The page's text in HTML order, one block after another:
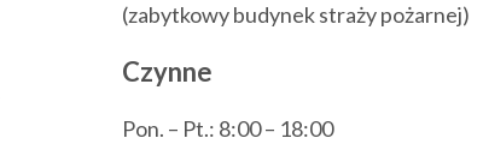
(zabytkowy budynek straży pożarnej)
Czynne
Pon. – Pt.: 8:00 – 18:00